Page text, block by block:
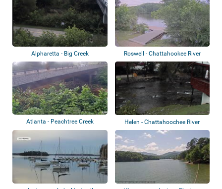
Alpharetta - Big Creek Roswell - Chattahookee River
Atlanta - Peachtree Creek Helen - Chattahoochee River